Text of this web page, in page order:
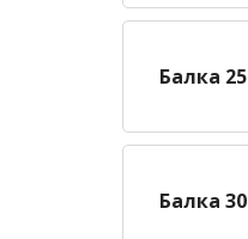
Балка 25
Балка 30